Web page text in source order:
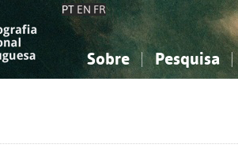
PT EN FR
Sobre Pesquisa